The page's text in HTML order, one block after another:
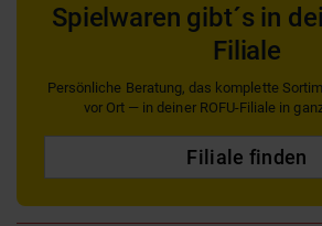
Spielwaren gibt´s in
Filiale
Persönliche Beratung, das komplette
vor Ort — in deiner ROFU-Filiale in
Filiale finden